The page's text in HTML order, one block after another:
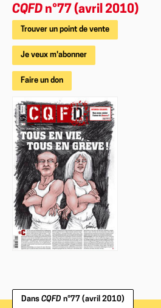
CQFD n°77 (avril 2010)
Trouver un point de vente
Je veux m'abonner
Faire un don
Dans CQFD n°77 (avril 2010)